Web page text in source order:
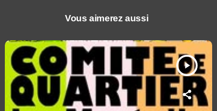
Vous aimerez aussi
play_arrow